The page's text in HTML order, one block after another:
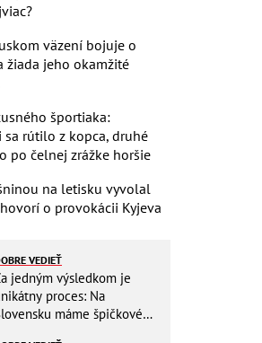
väzení bojuje o
žiada jeho okamžité
športiaka:
sa rútilo z kopca, druhé
po čelnej zrážke horšie
na letisku vyvolal
o provokácii Kyjeva
VEDIEŤ
jedným výsledkom je
proces: Na
máme špičkové